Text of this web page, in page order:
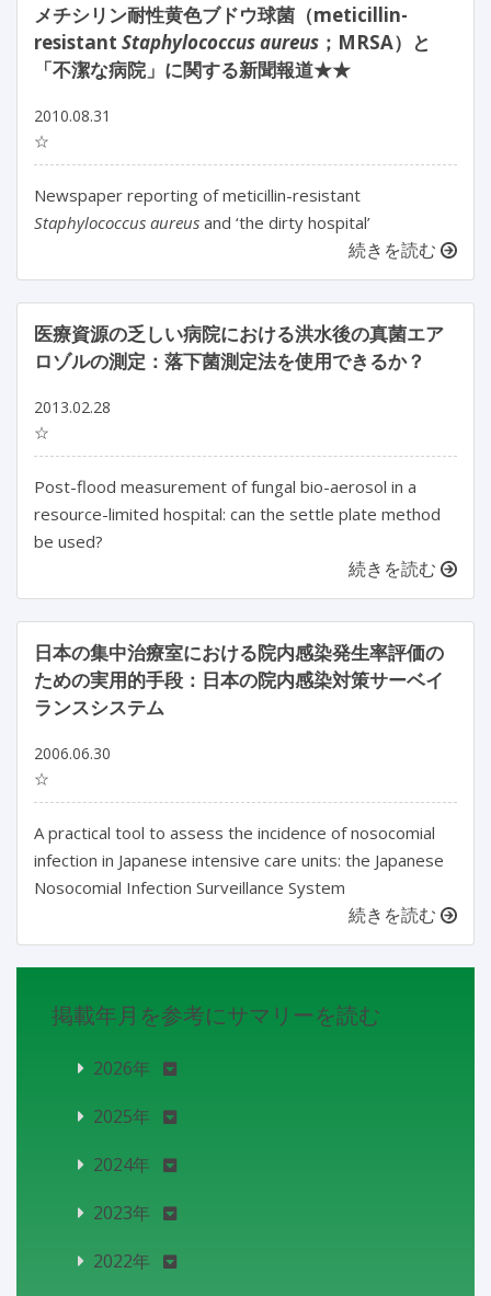
メチシリン耐性黄色ブドウ球菌（meticillin-
resistant Staphylococcus aureus ；MRSA）と
「不潔な病院」に関する新聞報道★★
2010.08.31
☆
Newspaper reporting of meticillin-resistant
Staphylococcus aureus and ‘the dirty hospital’
続きを読む
医療資源の乏しい病院における洪水後の真菌エア
ロゾルの測定：落下菌測定法を使用できるか？
2013.02.28
☆
Post-flood measurement of fungal bio-aerosol in a
resource-limited hospital: can the settle plate method
be used?
続きを読む
日本の集中治療室における院内感染発生率評価の
ための実用的手段：日本の院内感染対策サーベイ
ランスシステム
2006.06.30
☆
A practical tool to assess the incidence of nosocomial
infection in Japanese intensive care units: the Japanese
Nosocomial Infection Surveillance System
続きを読む
掲載年月を参考にサマリーを読む
2026年
2025年
2024年
2023年
2022年